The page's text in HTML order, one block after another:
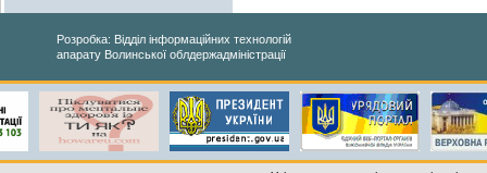
Розробка: Відділ інформаційних технологій
апарату Волинської облдержадміністрації